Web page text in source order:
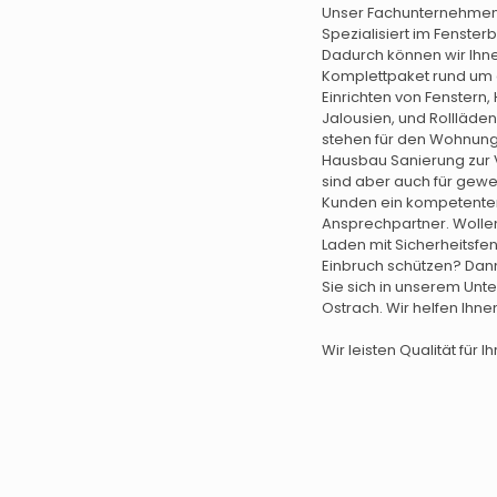
Unser
Spezialisiert im
Dadurch können wir
Komplettpaket rund um
Einrichten von Fenstern,
Jalousien, und
stehen für den
Hausbau Sanierung zur
sind aber auch für
Kunden ein
Ansprechpartner.
Laden mit
Einbruch schützen?
Sie sich in unserem
Ostrach. Wir helfen
Wir leisten Qualität für